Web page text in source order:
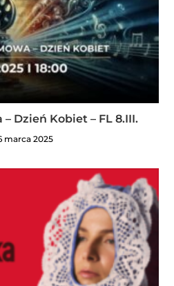
Dzień Kobiet – FL 8.III.
marca 2025